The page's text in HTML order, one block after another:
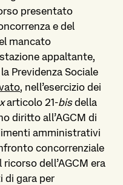
presentato
e del
mancato
appaltante,
Previdenza Sociale
, nell’esercizio dei
articolo 21-bisdella
diritto all’AGCM di
amministrativi
concorrenziale
dell’AGCM era
gara per